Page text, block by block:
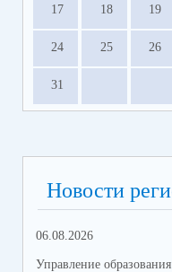
17 18 19
24 25 26
31
Новости
06.08.2026
Управление